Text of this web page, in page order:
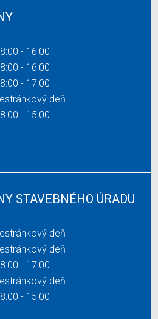
- 16:00
- 16:00
- 17:00
deň
- 15:00
STAVEBNÉHO ÚRADU
deň
deň
- 17:00
deň
- 15:00